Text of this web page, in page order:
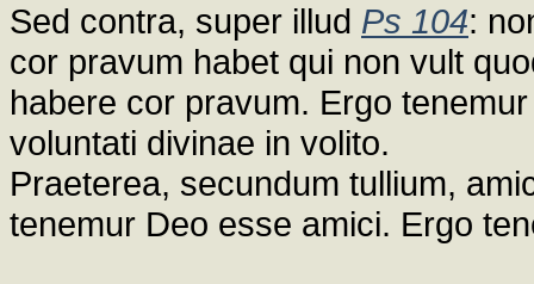
Sed contra, super illud Ps 104:
cor pravum habet qui non vult
habere cor pravum. Ergo
voluntati divinae in volito.
Praeterea, secundum tullium,
tenemur Deo esse amici. Ergo